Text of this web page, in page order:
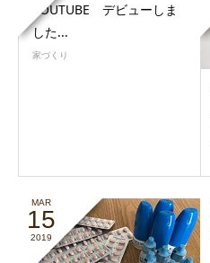
YOUTUBE デビューしま
した...
家づくり
MAR
15
2019